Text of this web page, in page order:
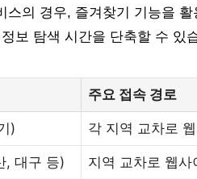
스의 경우, 즐겨찾기 기능을
보 탐색 시간을 단축할 수 있
주요 접속 경로
) 각 지역 교차로
, 대구 등) 지역 교차로 웹